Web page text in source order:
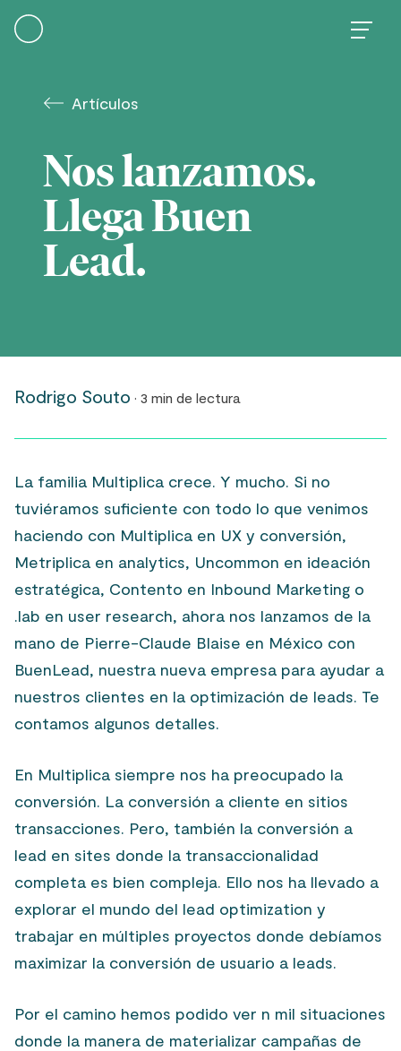
Artículos
Nos lanzamos.
Llega Buen
Lead.
Rodrigo Souto · 3 min de lectura
La familia Multiplica crece. Y mucho. Si no
tuviéramos suficiente con todo lo que venimos
haciendo con Multiplica en UX y conversión,
Metriplica en analytics, Uncommon en ideación
estratégica, Contento en Inbound Marketing o
.lab en user research, ahora nos lanzamos de la
mano de Pierre-Claude Blaise en México con
BuenLead, nuestra nueva empresa para ayudar a
nuestros clientes en la optimización de leads. Te
contamos algunos detalles.
En Multiplica siempre nos ha preocupado la
conversión. La conversión a cliente en sitios
transacciones. Pero, también la conversión a
lead en sites donde la transaccionalidad
completa es bien compleja. Ello nos ha llevado a
explorar el mundo del lead optimization y
trabajar en múltiples proyectos donde debíamos
maximizar la conversión de usuario a leads.
Por el camino hemos podido ver n mil situaciones
donde la manera de materializar campañas de